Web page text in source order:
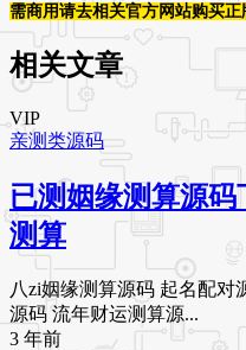
需商用请去相关官方网站购买正
相关文章
VIP
亲测类源码
已测姻缘测算源
测算
八zi姻缘测算源码 起名配对
源码 流年财运测算源...
3 年前